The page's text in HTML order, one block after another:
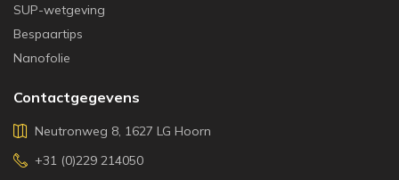
SUP-wetgeving
Bespaartips
Nanofolie
Contactgegevens
Neutronweg 8, 1627 LG Hoorn
+31 (0)229 214050